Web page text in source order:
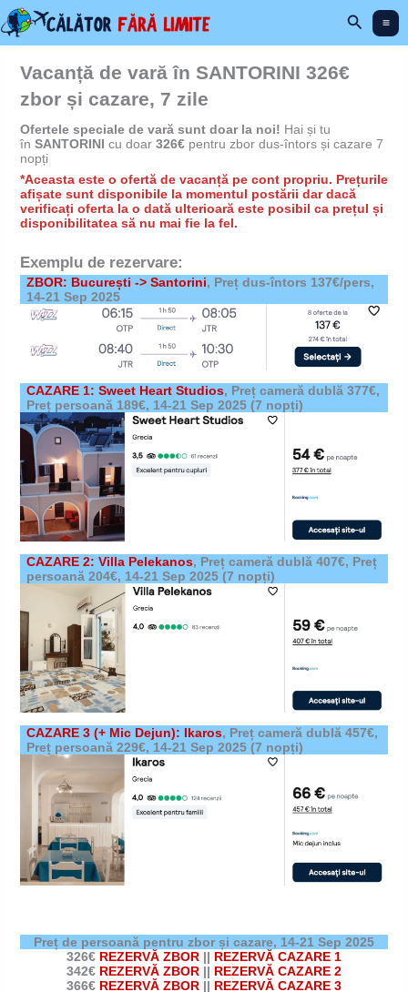
Skip
to
content
Search
Vacanță de vară în SANTORINI 326€
zbor și cazare, 7 zile
Ofertele speciale de vară sunt doar la noi! Hai și tu
în SANTORINI cu doar326€pentru zbor dus-întors și cazare 7
nopți
*Aceasta este o ofertă de vacanță pe cont propriu. Prețurile
afișate sunt disponibile la momentul postării dar dacă
verificați oferta la o dată ulterioară este posibil ca prețul și
disponibilitatea să nu mai fie la fel.
Exemplu de rezervare:
ZBOR: București -> Santorini, Preț dus-întors 137€/pers,
14-21 Sep 2025
CAZARE 1: Sweet Heart Studios, Preț cameră dublă 377€,
Preț persoană 189€, 14-21 Sep 2025(7 nopți)
CAZARE 2: Villa Pelekanos, Preț cameră dublă 407€, Preț
persoană 204€, 14-21 Sep 2025(7 nopți)
CAZARE 3 (+ Mic Dejun): Ikaros, Preț cameră dublă 457€,
Preț persoană 229€, 14-21 Sep 2025(7 nopți)
Preț de persoană pentru zbor și cazare, 14-21 Sep 2025
326€ REZERVĂ ZBOR || REZERVĂ CAZARE 1
342€ REZERVĂ ZBOR || REZERVĂ CAZARE 2
366€ REZERVĂ ZBOR || REZERVĂ CAZARE 3